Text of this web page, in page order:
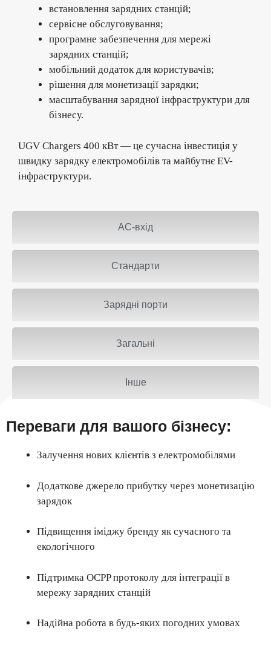
AC-вхід
Стандарти
Зарядні порти
Загальні
Інше
встановлення зарядних станцій;
сервісне обслуговування;
програмне забезпечення для мережі
зарядних станцій;
мобільний додаток для користувачів;
рішення для монетизації зарядки;
масштабування зарядної інфраструктури для
бізнесу.
UGV Chargers 400 кВт — це сучасна інвестиція у
швидку зарядку електромобілів та майбутнє EV-
інфраструктури.
Переваги для вашого бізнесу:
Залучення нових клієнтів з електромобілями
Додаткове джерело прибутку через монетизацію
зарядок
Підвищення іміджу бренду як сучасного та
екологічного
Підтримка OCPP протоколу для інтеграції в
мережу зарядних станцій
Надійна робота в будь-яких погодних умовах